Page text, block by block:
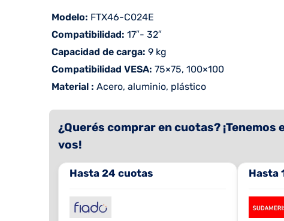
 Modelo: FTX46-C024E
 Compatibilidad: 17″- 32″
 Capacidad de carga: 9 kg
 Compatibilidad VESA: 75×75, 100×100
 Material : Acero, aluminio, plástico
¿Querés comprar en cuotas? ¡Tenemos
vos!
Hasta 24 cuotas Hasta